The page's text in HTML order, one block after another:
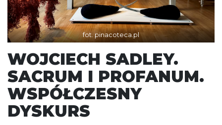
fot. pinacoteca.pl
WOJCIECH SADLEY.
SACRUM I PROFANUM.
WSPÓŁCZESNY
DYSKURS